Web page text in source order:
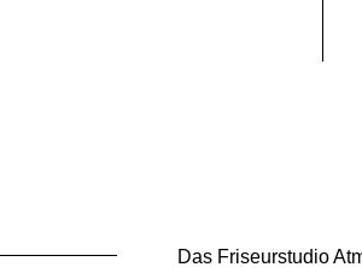
Das Friseurstudio